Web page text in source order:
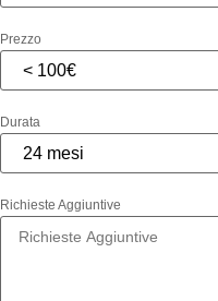
Prezzo
Durata
Richieste Aggiuntive